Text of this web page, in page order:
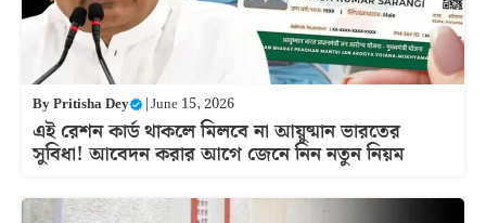
ByPritisha Dey |June 15, 2026
এই রেশন কার্ড থাকলে মিলবে না আয়ুষ্মান ভারতের
সুবিধা! আবেদন করার আগে জেনে নিন নতুন নিয়ম